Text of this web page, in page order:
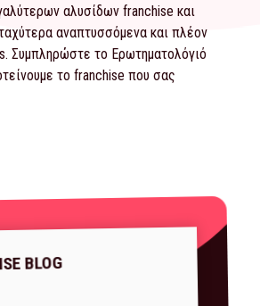
αλυσίδων franchise και
αναπτυσσόμενα και πλέον
Συμπληρώστε το Ερωτηματολόγιό
το franchise που σας
BLOG